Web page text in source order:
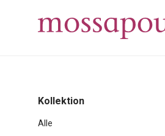
Kollektion
Alle